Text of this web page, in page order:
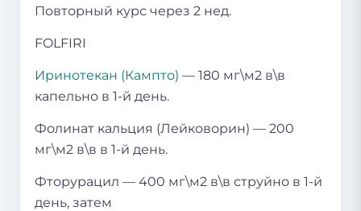
Повторный курс через 2 нед.
FOLFIRI
Иринотекан (Кампто) — 180 мг\м2 в\в
капельно в 1-й день.
Фолинат кальция (Лейковорин) — 200
мг\м2 в\в в 1-й день.
Фторурацил — 400 мг\м2 в\в струйно в 1-й
день, затем